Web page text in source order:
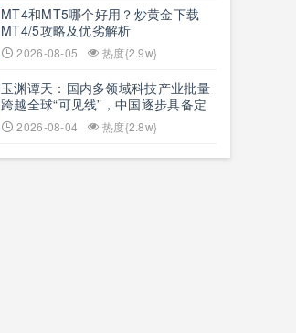
MT4和MT5哪个好用？炒黄金下载
MT4/5攻略及优劣解析
2026-08-05 热度{2.9w}
玉渊谭天：国内多领域科技产业批量
跨越全球“可见线”，中国逐步具备定
义全球新产品与产业方向的能力
2026-08-04 热度{2.8w}